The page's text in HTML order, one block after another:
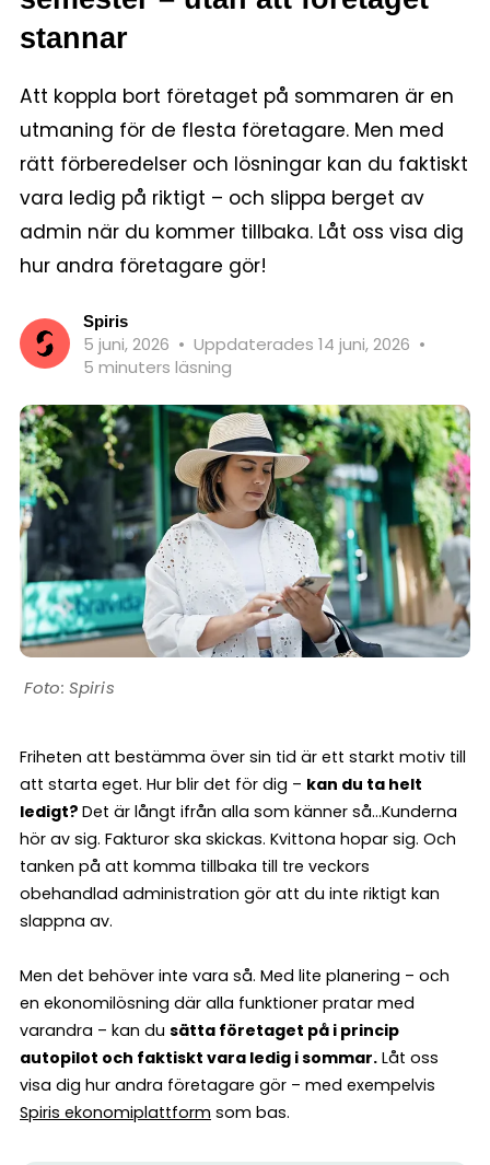
stannar
Att koppla bort företaget på sommaren är en
utmaning för de flesta företagare. Men med
rätt förberedelser och lösningar kan du faktiskt
vara ledig på riktigt – och slippa berget av
admin när du kommer tillbaka. Låt oss visa dig
hur andra företagare gör!
Spiris
5 juni, 2026 • Uppdaterades 14 juni, 2026 •
5 minuters läsning
Spiris
Friheten att bestämma över sin tid är ett starkt motiv till
att starta eget. Hur blir det för dig – kan du ta helt
ledigt? Det är långt ifrån alla som känner så…Kunderna
hör av sig. Fakturor ska skickas. Kvittona hopar sig. Och
tanken på att komma tillbaka till tre veckors
obehandlad administration gör att du inte riktigt kan
slappna av.
Men det behöver inte vara så. Med lite planering – och
en ekonomilösning där alla funktioner pratar med
varandra – kan du sätta företaget på i princip
autopilot och faktiskt vara ledig i sommar. Låt oss
visa dig hur andra företagare gör – med exempelvis
Spiris ekonomiplattform som bas.